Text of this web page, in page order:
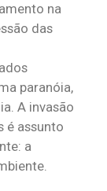
na
das
paranóia,
A invasão
é assunto
a